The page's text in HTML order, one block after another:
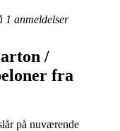
1 anmeldelser
/
fra
på nuværende